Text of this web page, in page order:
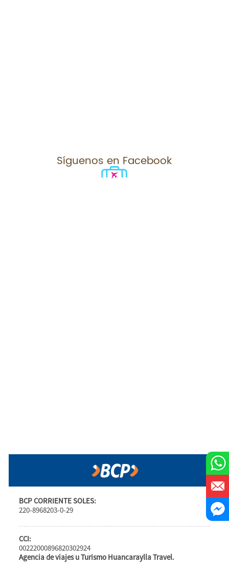
Síguenos en Facebook
BCP CORRIENTE SOLES:
220-8968203-0-29
CCI:
00222000896820302924
Agencia de viajes u Turismo Huancaraylla Travel.